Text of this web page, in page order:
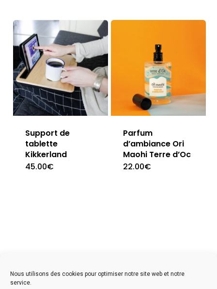
Nous utilisons des cookies pour optimiser notre site web et notre
service.
Support de
tablette
Kikkerland
45.00€
Parfum
d’ambiance Ori
Maohi Terre d’Oc
22.00€